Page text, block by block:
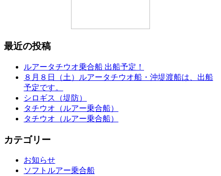
最近の投稿
ルアータチウオ乗合船 出船予定！
８月８日（土）ルアータチウオ船・沖堤渡船は、出船
予定です。
シロギス（堤防）
タチウオ（ルアー乗合船）
タチウオ（ルアー乗合船）
カテゴリー
お知らせ
ソフトルアー乗合船